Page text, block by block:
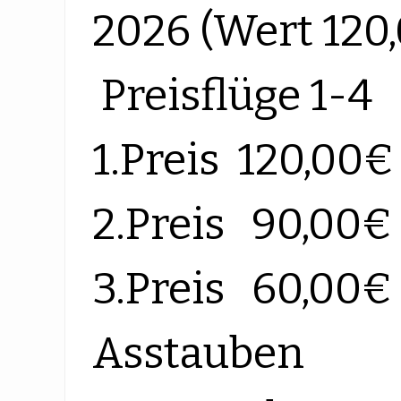
2026 (Wert
Preisflüge 1-4
1.Preis 120,00€
2.Preis 90,00€
3.Preis 60,00€
Asstauben